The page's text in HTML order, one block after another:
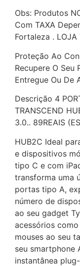
Obs: Produtos
Com TAXA
Fortaleza . LOJA
Proteção Ao
Recupere O Seu
Entregue Ou De
Descrição 4
TRANSCEND
3.0.. 89REAIS
HUB2C Ideal
e dispositivos
tipo C e com
transforma uma
portas tipo A,
número de
ao seu gadget
acessórios
mouses ao seu
seu smartphone
instantânea